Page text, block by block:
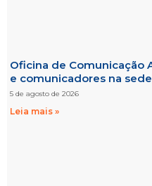
Oficina de Comunicação
e comunicadores na
5 de agosto de 2026
Leia mais »